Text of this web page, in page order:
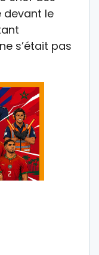
le
s’était pas